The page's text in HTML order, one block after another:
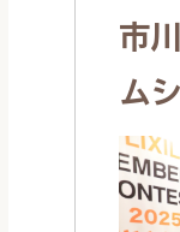
市
ム